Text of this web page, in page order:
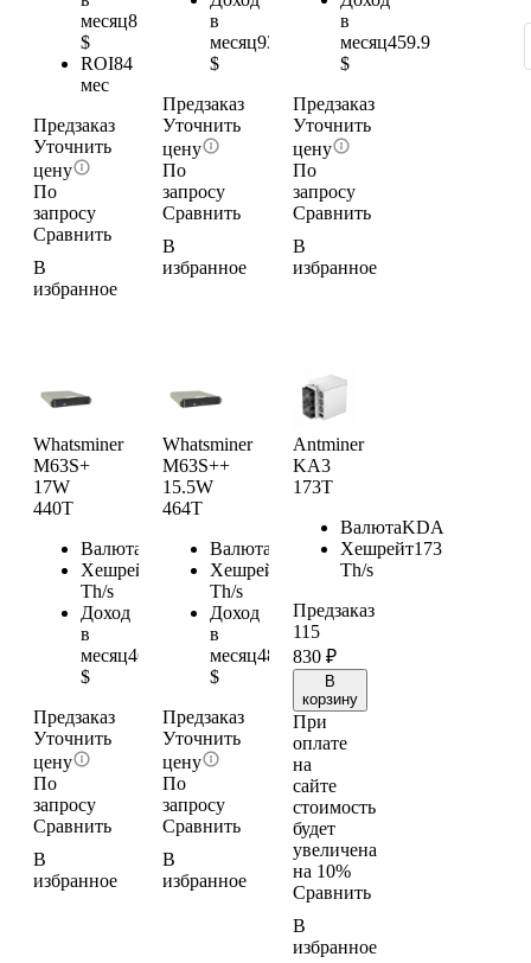
месяц87.3
$
ROI84
мес
Предзаказ
Уточнить
цену
По
запросу
Сравнить
В
избранное
в
месяц93.12
$
Предзаказ
Уточнить
цену
По
запросу
Сравнить
В
избранное
в
месяц459.9
$
Предзаказ
Уточнить
цену
По
запросу
Сравнить
В
избранное
Whatsminer
M63S+
17W
440T
Валюта
Хешрейт
Th/s
Доход
в
месяц462
$
Предзаказ
Уточнить
цену
По
запросу
Сравнить
В
избранное
Whatsminer
M63S++
15.5W
464T
Валюта
Хешрейт
Th/s
Доход
в
месяц487.2
$
Предзаказ
Уточнить
цену
По
запросу
Сравнить
В
избранное
Antminer
KA3
173T
ВалютаKDA
Хешрейт173
Th/s
Предзаказ
115
830 ₽
В
корзину
При
оплате
на
сайте
стоимость
будет
увеличена
на 10%
Сравнить
В
избранное